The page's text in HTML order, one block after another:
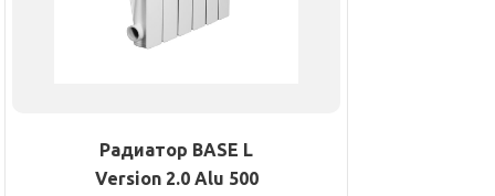
Радиатор BASE L
Version 2.0 Alu 500